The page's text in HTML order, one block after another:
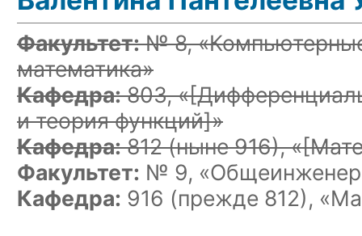
Факультет:№ 8,
математика»
Кафедра:803, «
и теория функций]»
Кафедра:812(ныне 916), «
Факультет: № 9,
Кафедра: 916 (прежде 812),